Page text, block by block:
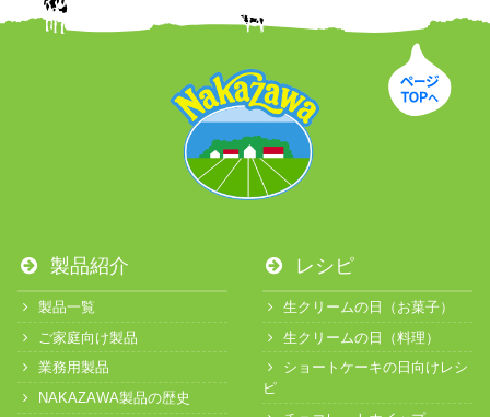
製品紹介
製品一覧
ご家庭向け製品
業務用製品
NAKAZAWA製品の歴史
レシピ
生クリームの日（お菓子）
生クリームの日（料理）
ショートケーキの日向けレシ
ピ